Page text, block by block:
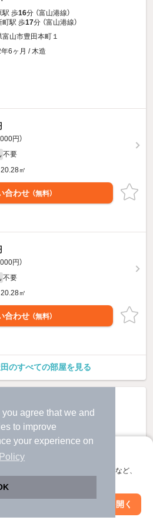
agree that we and
to improve
your experience on
、サクサクお部屋探し
える。マップ検索やお気に入り保存など、
アプリを開く
駅 歩16分 （富山港線）
町駅 歩17分 （富山港線）
富山市豊田本町１
6ヶ月 / 木造
円）
不要
㎡
合わせ （無料）
円）
不要
㎡
合わせ （無料）
のすべての部屋を見る
絞り込み条件を変更